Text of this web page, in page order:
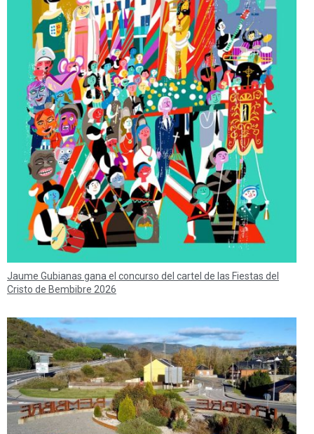
Jaume Gubianas gana el concurso del cartel de las Fiestas del
Cristo de Bembibre 2026